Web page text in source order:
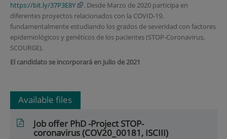
https://bit.ly/37P3E8Y
. Desde Marzo de 2020 participa en
diferentes proyectos relacionados con la COVID-19,
fundamentalmente estudiando los grados de severidad con factores
epidemiológicos y genéticos de los pacientes (STOP-Coronavirus,
SCOURGE).
El candidato se incorporará en julio de 2021
Available files
Job offer PhD -Project STOP-
coronavirus (COV20_00181, ISCIII)